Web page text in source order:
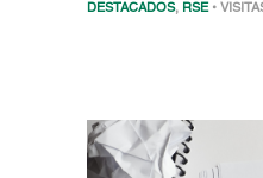
DESTACADOS, RSE •